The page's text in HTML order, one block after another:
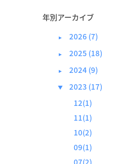
年別アーカイブ
► 2026 (7)
► 2025 (18)
► 2024 (9)
▼
2023 (17)
12(1)
11(1)
10(2)
09(1)
07(2)